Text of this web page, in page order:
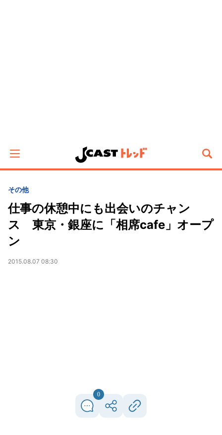
その他
仕事の休憩中にも出会いのチャン
ス 東京・銀座に「相席cafe」オープ
ン
2015.08.07 08:30
0